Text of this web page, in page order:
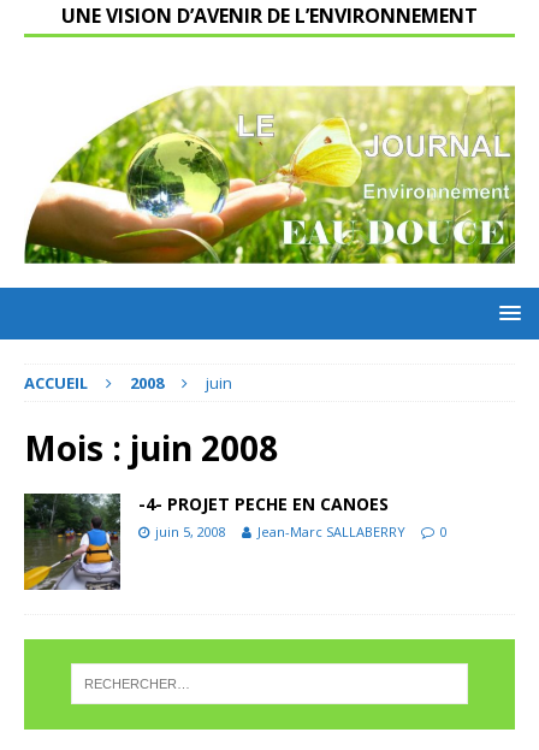
UNE VISION D’AVENIR DE L’ENVIRONNEMENT
ACCUEIL 2008 juin
Mois : juin 2008
-4- PROJET PECHE EN CANOES
juin 5, 2008 Jean-Marc SALLABERRY 0